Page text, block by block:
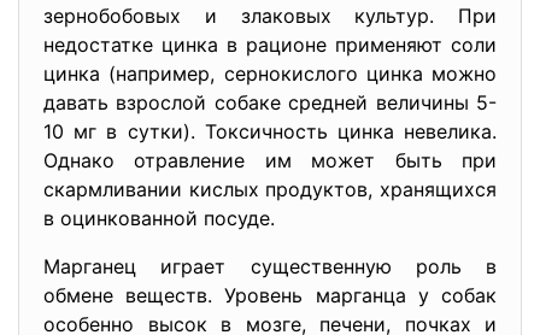
зернобобовых и злаковых культур. При
недостатке цинка в рационе применяют соли
цинка (например, сернокислого цинка можно
давать взрослой собаке средней величины 5-
10 мг в сутки). Токсичность цинка невелика.
Однако отравление им может быть при
скармливании кислых продуктов, хранящихся
в оцинкованной посуде.
Марганец играет существенную роль в
обмене веществ. Уровень марганца у собак
особенно высок в мозге, печени, почках и